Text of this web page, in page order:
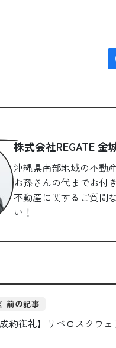
株式会社REGATE 金
沖縄県南部地域の不動
お孫さんの代までお付
不動産に関するご質問
い！
前の記事
成約御礼】リベロスクウ